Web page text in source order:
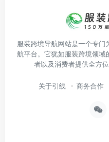
服装跨境导航网站是一个专门
航平台。它犹如服装跨境领域
者以及消费者提供全方
关于引线 商务合作